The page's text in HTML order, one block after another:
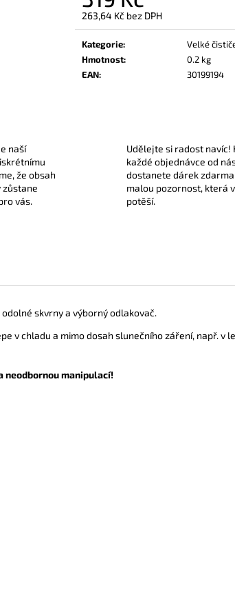
263,64 Kč bez DPH
Měrná
cena:
Kategorie:
Velké
Hmotnost:
0.2 kg
EAN: 30199194
naší
že obsah
zůstane
vás.
Udělejte si radost navíc!
každé objednávce od
dostanete dárek
malou pozornost, která
potěší.
skvrny a výborný odlakovač.
v chladu a mimo dosah slunečního záření, např. v
neodbornou manipulací!
189 Kč